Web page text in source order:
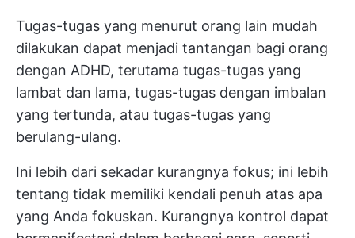
Tugas-tugas yang menurut orang lain mudah
dilakukan dapat menjadi tantangan bagi orang
dengan ADHD, terutama tugas-tugas yang
lambat dan lama, tugas-tugas dengan imbalan
yang tertunda, atau tugas-tugas yang
berulang-ulang.
Ini lebih dari sekadar kurangnya fokus; ini lebih
tentang tidak memiliki kendali penuh atas apa
yang Anda fokuskan. Kurangnya kontrol dapat